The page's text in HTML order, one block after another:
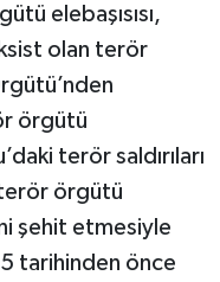
elebaşısısı,
olan terör
örgütü
terör saldırıları
örgütü
şehit etmesiyle
tarihinden önce